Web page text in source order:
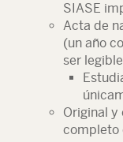
SIASE
Acta de
(un año
ser
Original
completo